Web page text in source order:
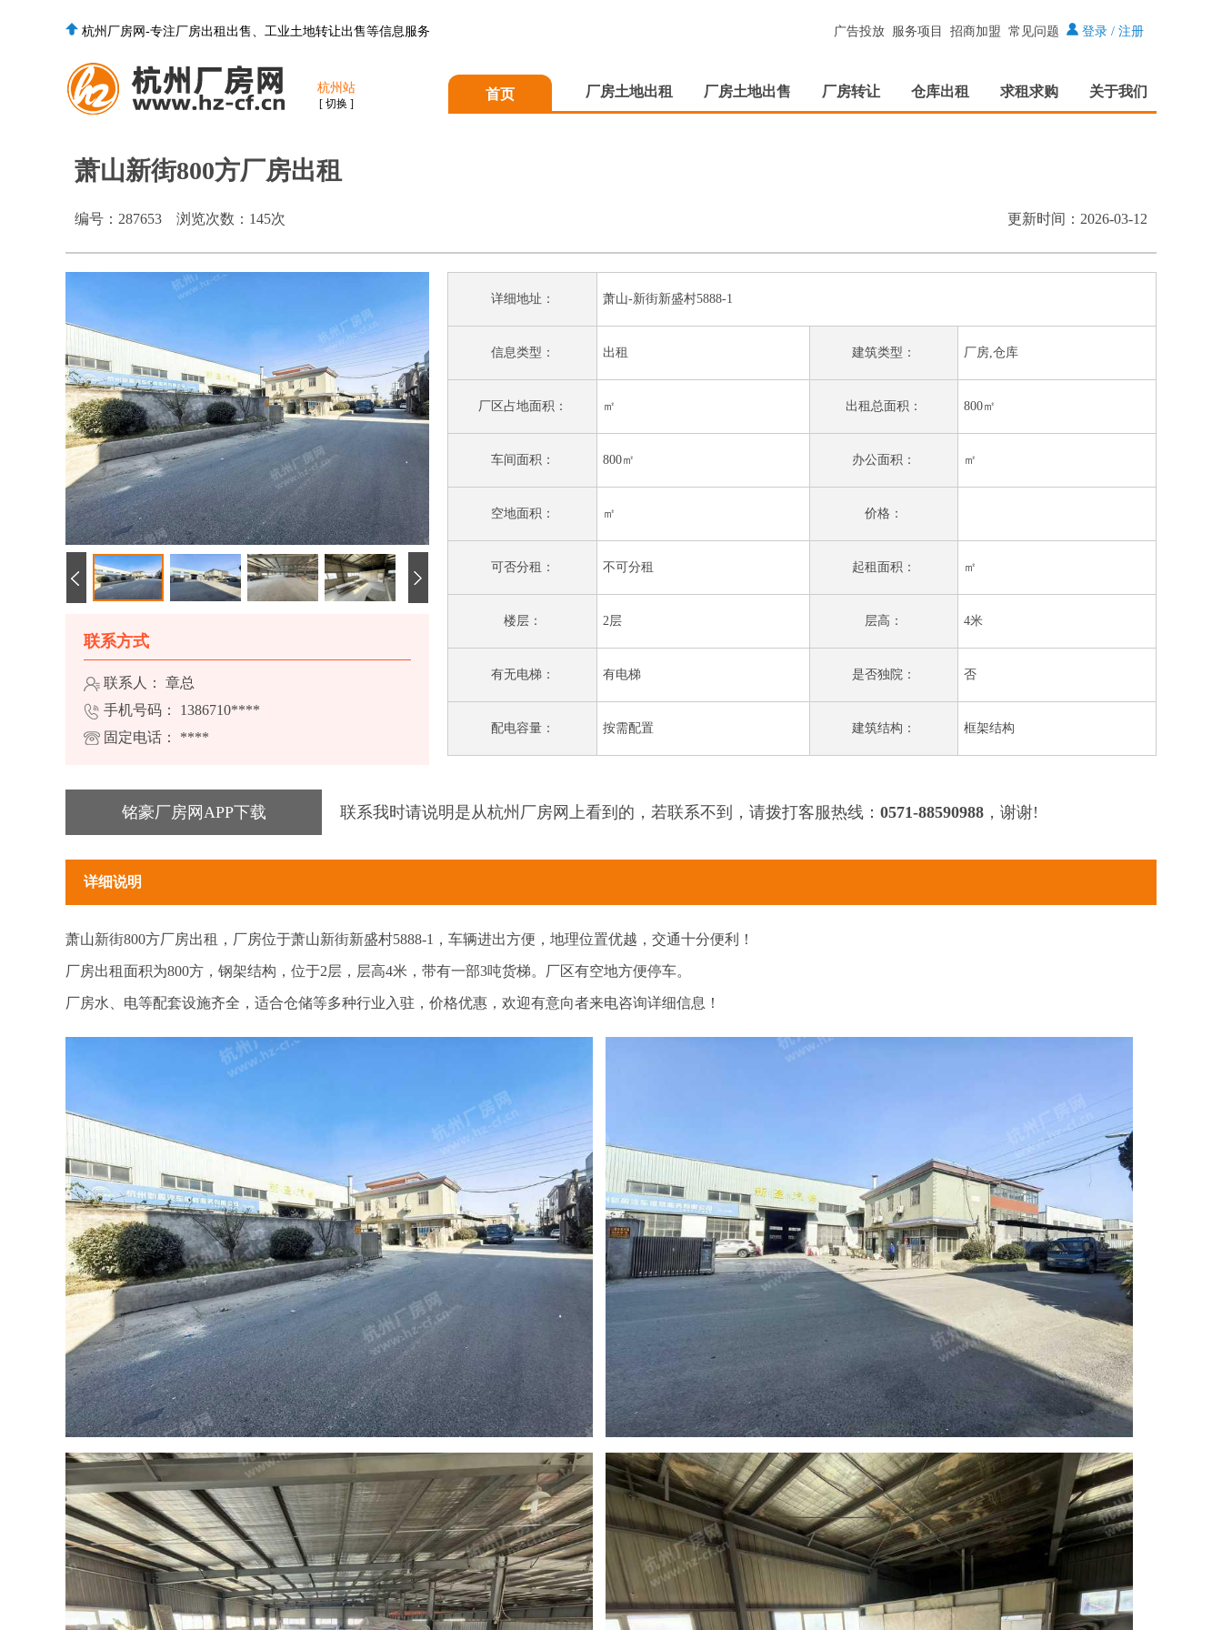
杭州厂房网-专注厂房出租出售、工业土地转让出售等信息服务 广告投放 服务项目 招商加盟 常见问题 登录 / 注册
杭州站
[ 切换 ]
首页 厂房土地出租 厂房土地出售 厂房转让 仓库出租 求租求购 关于我们
萧山新街800方厂房出租
更新时间：2026-03-12
编号： 287653 浏览次数： 145次
联系方式
联系人： 章总
手机号码： 1386710****
固定电话： ****
详细地址： 萧山-新街新盛村5888-1
信息类型： 出租 建筑类型： 厂房,仓库
厂区占地面积： ㎡ 出租总面积： 800㎡
车间面积： 800㎡ 办公面积： ㎡
空地面积： ㎡ 价格：
可否分租： 不可分租 起租面积： ㎡
楼层： 2层 层高： 4米
有无电梯： 有电梯 是否独院： 否
配电容量： 按需配置 建筑结构： 框架结构
铭豪厂房网APP下载 联系我时请说明是从杭州厂房网上看到的，若联系不到，请拨打客服热线： 0571-88590988 ，谢谢!
详细说明
萧山新街800方厂房出租，厂房位于萧山新街新盛村5888-1，车辆进出方便，地理位置优越，交通十分便利！
厂房出租面积为800方，钢架结构，位于2层，层高4米，带有一部3吨货梯。厂区有空地方便停车。
厂房水、电等配套设施齐全，适合仓储等多种行业入驻，价格优惠，欢迎有意向者来电咨询详细信息！